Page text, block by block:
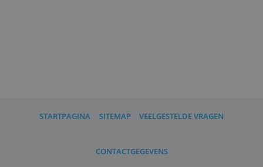
vergoed krijgen.
financiële instrumenten houden altijd